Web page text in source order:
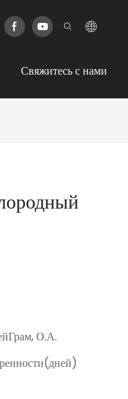
Свяжитесь с нами
О.А.